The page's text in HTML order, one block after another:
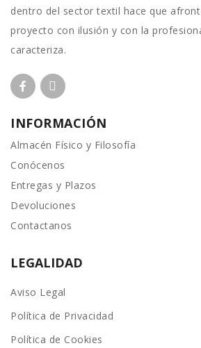
dentro del sector textil hace que
proyecto con ilusión y con la
caracteriza.
INFORMACIÓN
Almacén Físico y Filosofía
Conócenos
Entregas y Plazos
Devoluciones
Contactanos
LEGALIDAD
Aviso Legal
Política de Privacidad
Política de Cookies